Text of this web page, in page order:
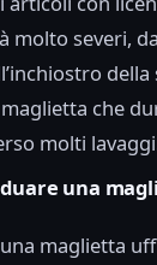
molto severi,
che
molti
una
maglietta